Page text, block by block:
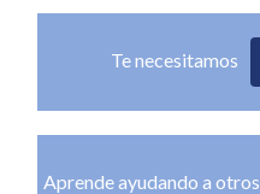
Te necesitamos
Aprende ayudando a otros